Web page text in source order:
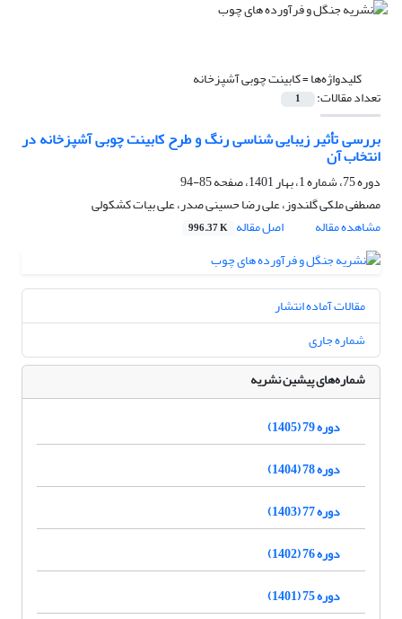
کلیدواژه‌ها =کابینت‌ چوبی آشپزخانه
تعداد مقالات: 1
بررسی تأثیر زیبایی شناسی رنگ و طرح کابینت‌ چوبی‌ آشپزخانه در
انتخاب آن
دوره 75، شماره 1، بهار 1401، صفحه
85-94
مصطفی ملکی گلندوز، علی رضا حسینی صدر، علی بیات کشکولی
مشاهده مقاله
اصل مقاله 996.37 K
مقالات آماده انتشار
شماره جاری
شماره‌های پیشین نشریه
دوره 79 (1405)
دوره 78 (1404)
دوره 77 (1403)
دوره 76 (1402)
دوره 75 (1401)